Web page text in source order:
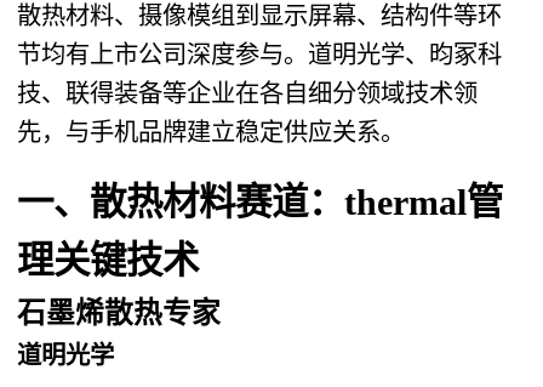
散热材料、摄像模组到显示屏幕、结构件等环
节均有上市公司深度参与。道明光学、昀冢科
技、联得装备等企业在各自细分领域技术领
先，与手机品牌建立稳定供应关系。
一、散热材料赛道：thermal管
理关键技术
石墨烯散热专家
道明光学